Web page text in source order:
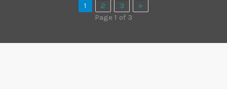
1
2 3
»
Page 1 of 3